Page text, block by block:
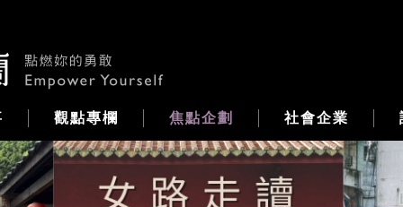
觀點專欄 焦點企劃 社會企業